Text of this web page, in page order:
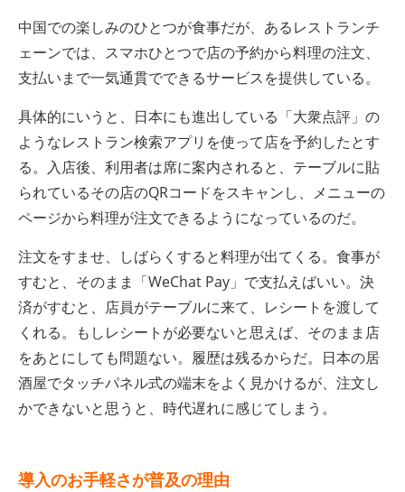
中国での楽しみのひとつが食事だが、あるレストランチ
ェーンでは、スマホひとつで店の予約から料理の注文、
支払いまで一気通貫でできるサービスを提供している。
具体的にいうと、日本にも進出している「大衆点評」の
ようなレストラン検索アプリを使って店を予約したとす
る。入店後、利用者は席に案内されると、テーブルに貼
られているその店のQRコードをスキャンし、メニューの
ページから料理が注文できるようになっているのだ。
注文をすませ、しばらくすると料理が出てくる。食事が
すむと、そのまま「WeChat Pay」で支払えばいい。決
済がすむと、店員がテーブルに来て、レシートを渡して
くれる。もしレシートが必要ないと思えば、そのまま店
をあとにしても問題ない。履歴は残るからだ。日本の居
酒屋でタッチパネル式の端末をよく見かけるが、注文し
かできないと思うと、時代遅れに感じてしまう。
導入のお手軽さが普及の理由